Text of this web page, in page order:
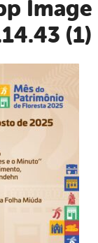
(1)